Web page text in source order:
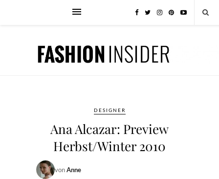
DESIGNER
Ana Alcazar: Preview
Herbst/Winter 2010
vonAnne